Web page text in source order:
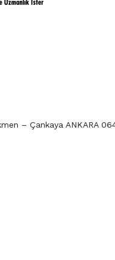
– Çankaya ANKARA